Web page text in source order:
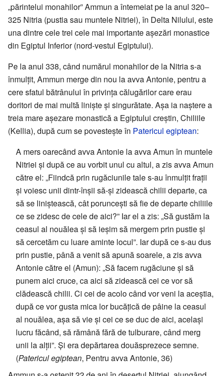
„părintelui monahilor” Ammun a întemeiat pe la anul 320–
325 Nitria (pustia sau muntele Nitriei), în Delta Nilului, este
una dintre cele trei cele mai importante așezări monastice
din Egiptul Inferior (nord-vestul Egiptului).
Pe la anul 338, când numărul monahilor de la Nitria s-a
înmulțit, Ammun merge din nou la avva Antonie, pentru a
cere sfatul bătrânului în privința călugărilor care erau
doritori de mai multă liniște și singurătate. Așa ia naștere a
treia mare așezare monastică a Egiptului creștin, Chiliile
(Kellia), după cum se povestește în Patericul egiptean:
A mers oarecând avva Antonie la avva Amun în muntele
Nitriei și după ce au vorbit unul cu altul, a zis avva Amun
către el: „Fiindcă prin rugăciunile tale s-au înmulțit frații
și voiesc unii dintr-înșii să-și zidească chilii departe, ca
să se liniștească, cât poruncești să fie de departe chiliile
ce se zidesc de cele de aici?” Iar el a zis: „Să gustăm la
ceasul al nouălea și să ieșim să mergem prin pustie și
să cercetăm cu luare aminte locul”. Iar după ce s-au dus
prin pustie, până a venit să apună soarele, a zis avva
Antonie către el (Amun): „Să facem rugăciune și să
punem aici cruce, ca aici să zidească cei ce vor să
clădească chilii. Ci cei de acolo când vor veni la aceștia,
după ce vor gusta mica lor bucățică de pâine la ceasul
al nouălea, așa să vie și cei ce se duc de aici, același
lucru făcând, să rămână fără de tulburare, când merg
unii la alții”. Și era depărtarea douăsprezece semne.
(Patericul egiptean, Pentru avva Antonie, 36)